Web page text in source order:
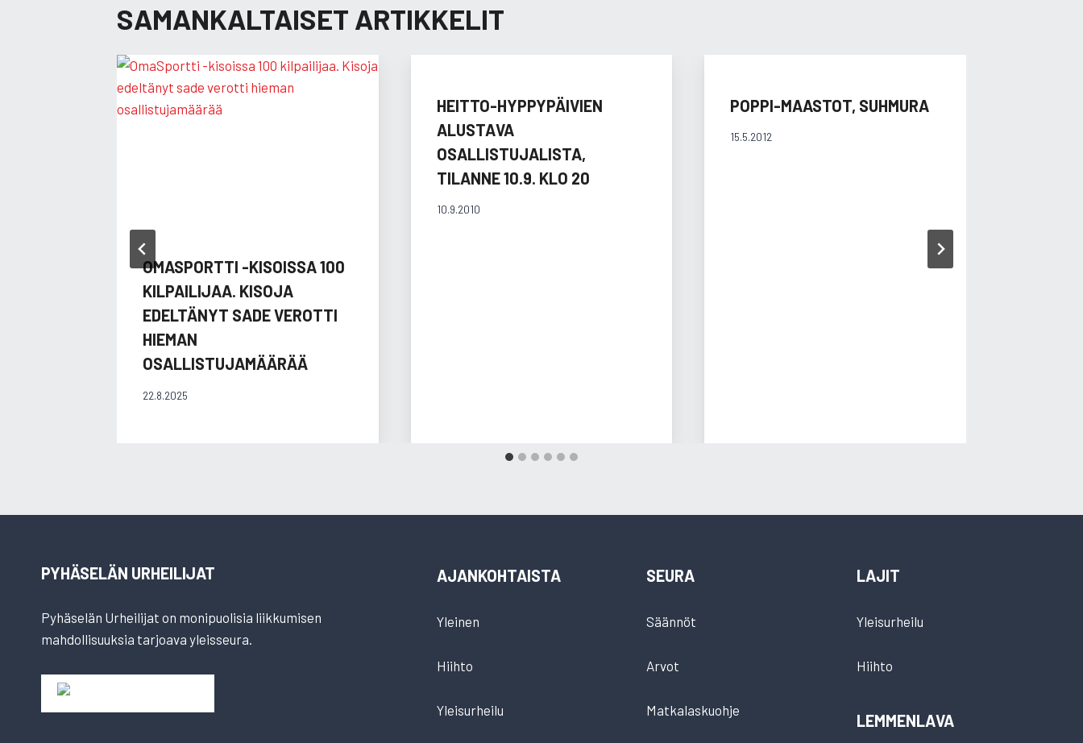
SAMANKALTAISET ARTIKKELIT
OMASPORTTI -KISOISSA 100
KILPAILIJAA. KISOJA
EDELTÄNYT SADE VEROTTI
HIEMAN
OSALLISTUJAMÄÄRÄÄ
22.8.2025
HEITTO-HYPPYPÄIVIEN
ALUSTAVA
OSALLISTUJALISTA,
TILANNE 10.9. KLO 20
10.9.2010
POPPI-MAASTOT, SUHMURA
15.5.2012
PYHÄSELÄN URHEILIJAT
Pyhäselän Urheilijat on monipuolisia liikkumisen
mahdollisuuksia tarjoava yleisseura.
AJANKOHTAISTA
Yleinen
Hiihto
Yleisurheilu
SEURA
Säännöt
Arvot
Matkalaskuohje
LAJIT
Yleisurheilu
Hiihto
LEMMENLAVA